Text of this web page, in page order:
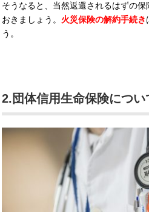
そうなると、当然返還されるはずの
おきましょう。 火災保険の解約手続き
う。
2.団体信用生命保険につい